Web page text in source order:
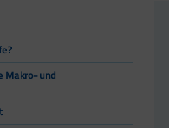
Makro- und